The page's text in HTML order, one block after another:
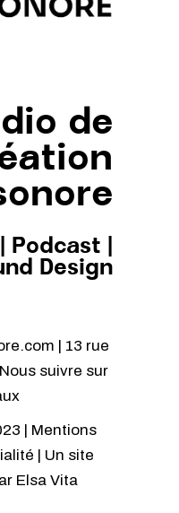
de
Podcast
Design
| 13 rue
suivre sur
| Mentions
| Un site
Elsa Vita